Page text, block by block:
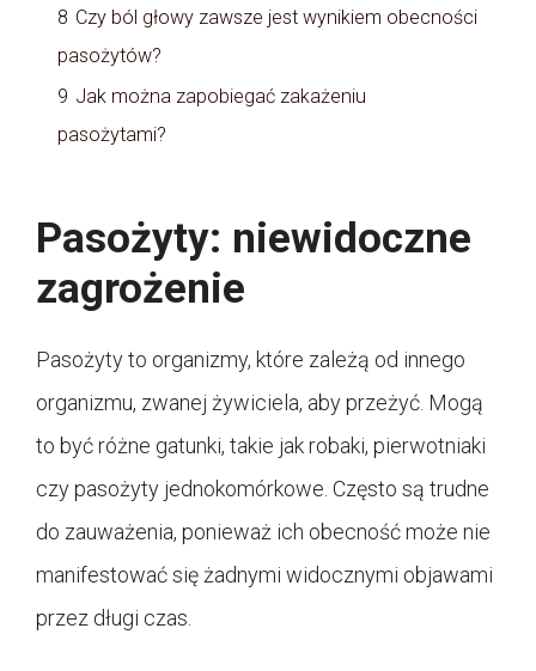
8 Czy ból głowy zawsze jest wynikiem obecności
pasożytów?
9 Jak można zapobiegać zakażeniu
pasożytami?
Pasożyty: niewidoczne
zagrożenie
Pasożyty to organizmy, które zależą od innego
organizmu, zwanej żywiciela, aby przeżyć. Mogą
to być różne gatunki, takie jak robaki, pierwotniaki
czy pasożyty jednokomórkowe. Często są trudne
do zauważenia, ponieważ ich obecność może nie
manifestować się żadnymi widocznymi objawami
przez długi czas.